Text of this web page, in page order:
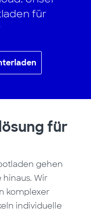
für
für
gehen
Wir
komplexer
individuelle